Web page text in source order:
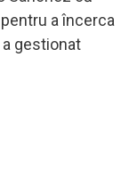
a încerca
gestionat